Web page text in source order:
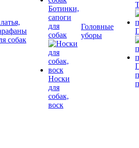
собак
Ботинки,
сапоги
для
собак
Носки
для
собак,
воск
Головные
уборы